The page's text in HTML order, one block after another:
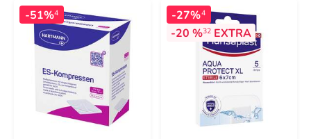
-51%4 -27%4
-20 %32 EXTRA